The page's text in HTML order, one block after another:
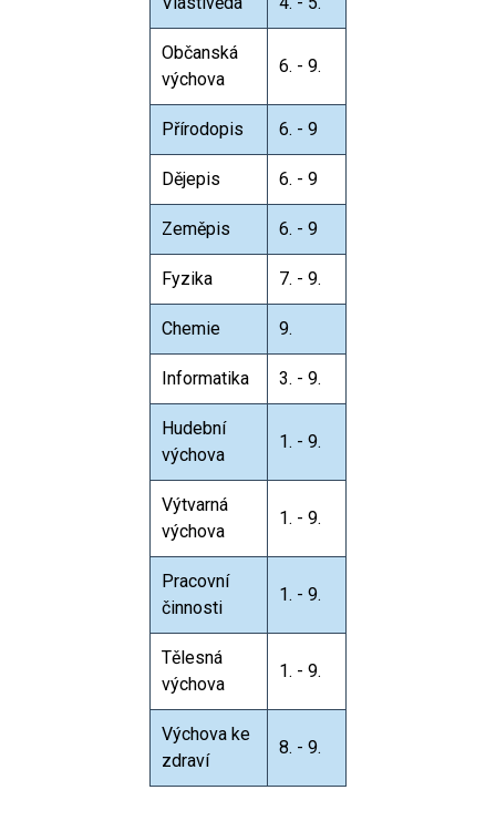
Občanská
výchova
6. - 9.
Přírodopis 6. - 9
Dějepis 6. - 9
Zeměpis 6. - 9
Fyzika 7. - 9.
Chemie 9.
Informatika 3. - 9.
Hudební
výchova
1. - 9.
Výtvarná
výchova
1. - 9.
Pracovní
činnosti
1. - 9.
Tělesná
výchova
1. - 9.
Výchova ke
zdraví
8. - 9.